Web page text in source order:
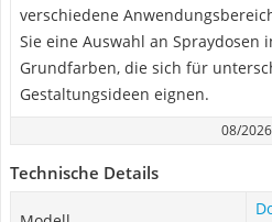
verschiedene
Sie eine Auswahl an
Grundfarben, die sich für
Gestaltungsideen eignen.
08/2026
Technische Details